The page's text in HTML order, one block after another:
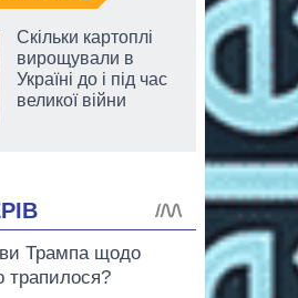
Скільки картоплі
вирощували в
Україні до і під час
великої війни